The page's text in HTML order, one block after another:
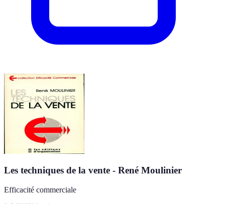
Les techniques de la vente - René Moulinier
Efficacité commerciale